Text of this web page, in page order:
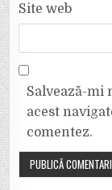
Site web
Salvează-mi
acest
comentez.